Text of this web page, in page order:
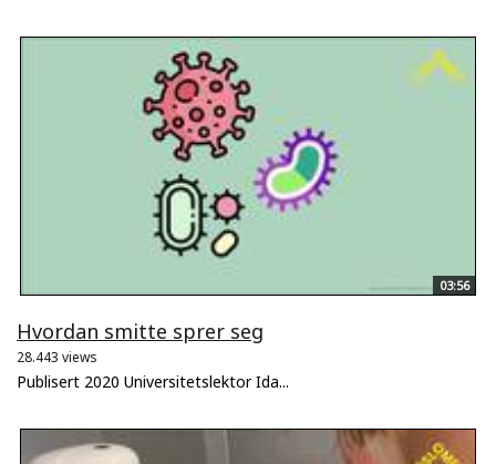
03:56
Hvordan smitte sprer seg
28.443 views
Publisert 2020 Universitetslektor Ida...